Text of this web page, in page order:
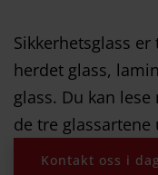
Sikkerhetsglass
herdet glass,
glass. Du kan
de tre glassartene
Kontakt oss i dag